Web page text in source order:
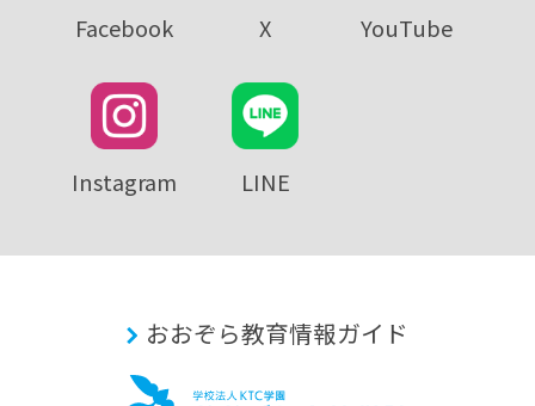
Facebook X YouTube
Instagram LINE
おおぞら教育情報ガイド